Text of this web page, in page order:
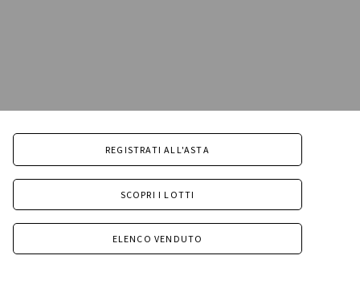
REGISTRATI ALL'ASTA
SCOPRI I LOTTI
ELENCO VENDUTO